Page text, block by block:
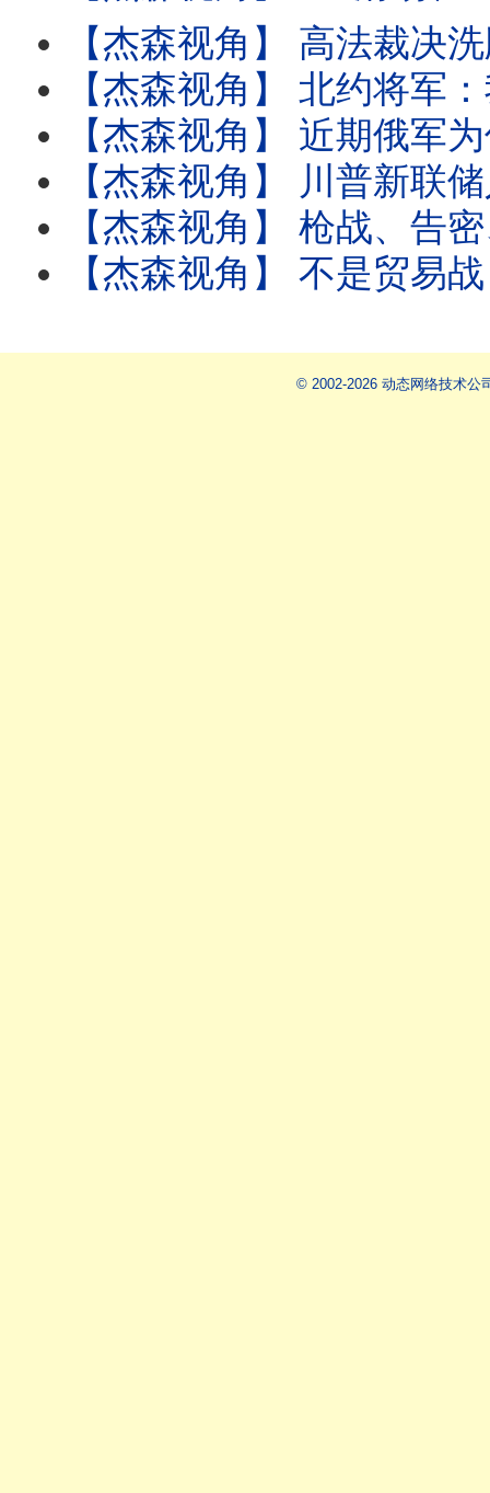
【杰森视角】 高法裁决洗牌全球贸易：谁在狂欢，谁在滴血？卡瓦诺法官反对意见激励特朗普立
【杰森视角】 北约将军：我们完蛋了! 同一理念，为何让欧洲去年哭、今年笑？西方根本还没
【杰森视角】 近期俄军为何会自相残杀? SpaceX吞下xAI：用地球的钱来圆太空的梦
【杰森视角】 川普新联储人选沃什，一天砸穿黄金市场！人类押注AI救经济，AI却在社群
【杰森视角】 枪战、告密、反扑：惊悚96小时! 中国未来从此不可预测 ! 不是反腐，是战争
【杰森视角】 不是贸易战，是生存战！加拿大疯了：用75%的家底换5%的画饼！ 深扒中
© 2002-2026 动态网络技术公